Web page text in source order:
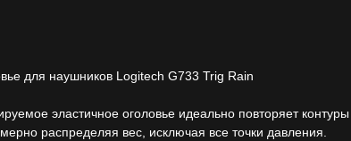
для наушников Logitech G733 Trig Rain
эластичное оголовье идеально повторяет
распределяя вес, исключая все точки давления.